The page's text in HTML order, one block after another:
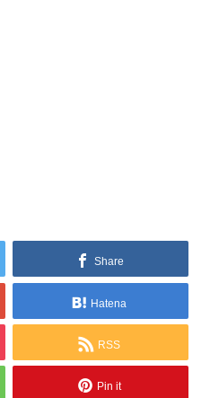
Share
Hatena
RSS
Pin it